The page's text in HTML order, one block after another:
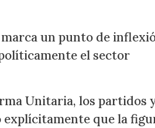
un punto de
el sector
Unitaria, los partidos
que la